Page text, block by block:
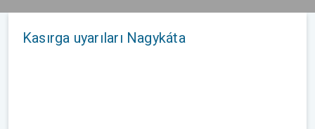
Kasırga uyarıları Nagykáta